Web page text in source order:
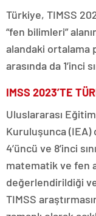
Türkiye, TIMSS
“fen bilimleri”
alandaki ortalama
arasında da 1’inci
IMSS 2023’TE
Uluslararası
Kuruluşunca (IEA)
4’üncü ve 8’inci
matematik ve fen
değerlendirildiği ve
TIMSS